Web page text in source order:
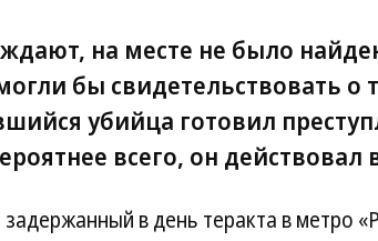
на месте не было
бы свидетельствовать о
убийца готовил
всего, он действовал
в день теракта в метро